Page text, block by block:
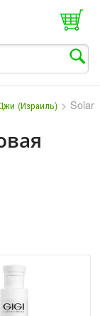
(Израиль) > Solar